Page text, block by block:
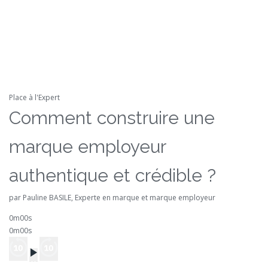
Place à l'Expert
Comment construire une
marque employeur
authentique et crédible ?
par Pauline BASILE, Experte en marque et marque employeur
0m00s
0m00s